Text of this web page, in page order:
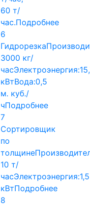
60 т/
час.Подробнее
6
Гидрорезка
3000 кг/
часЭлектроэнергия:
кВтВода:0,5
м. куб./
чПодробнее
7
Сортировщик
по
толщине
10 т/
часЭлектроэнергия:1,5
кВтПодробнее
8